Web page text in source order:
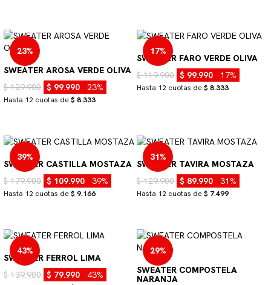
23%
SWEATER AROSA VERDE OLIVA
$ 129.900 $ 99.990 23%
Hasta 12 cuotas de$ 8.333
17%
SWEATER FARO VERDE OLIVA
$ 119.900 $ 99.990 17%
Hasta 12 cuotas de$ 8.333
39%
SWEATER CASTILLA MOSTAZA
$ 179.900 $ 109.990 39%
Hasta 12 cuotas de$ 9.166
31%
SWEATER TAVIRA MOSTAZA
$ 129.900 $ 89.990 31%
Hasta 12 cuotas de$ 7.499
43%
SWEATER FERROL LIMA
$ 139.900 $ 79.990 43%
29%
SWEATER COMPOSTELA
NARANJA